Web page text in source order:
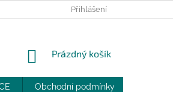
MOJE OBJEDNÁVKA
Přihlášení
NÁKUPNÍ
Prázdný košík
Obchodní podmínky